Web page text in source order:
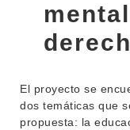
El proyecto se
dos temáticas que
propuesta: la